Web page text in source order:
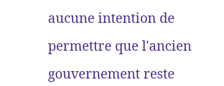
aucune intention de
permettre que l'ancien
gouvernement reste